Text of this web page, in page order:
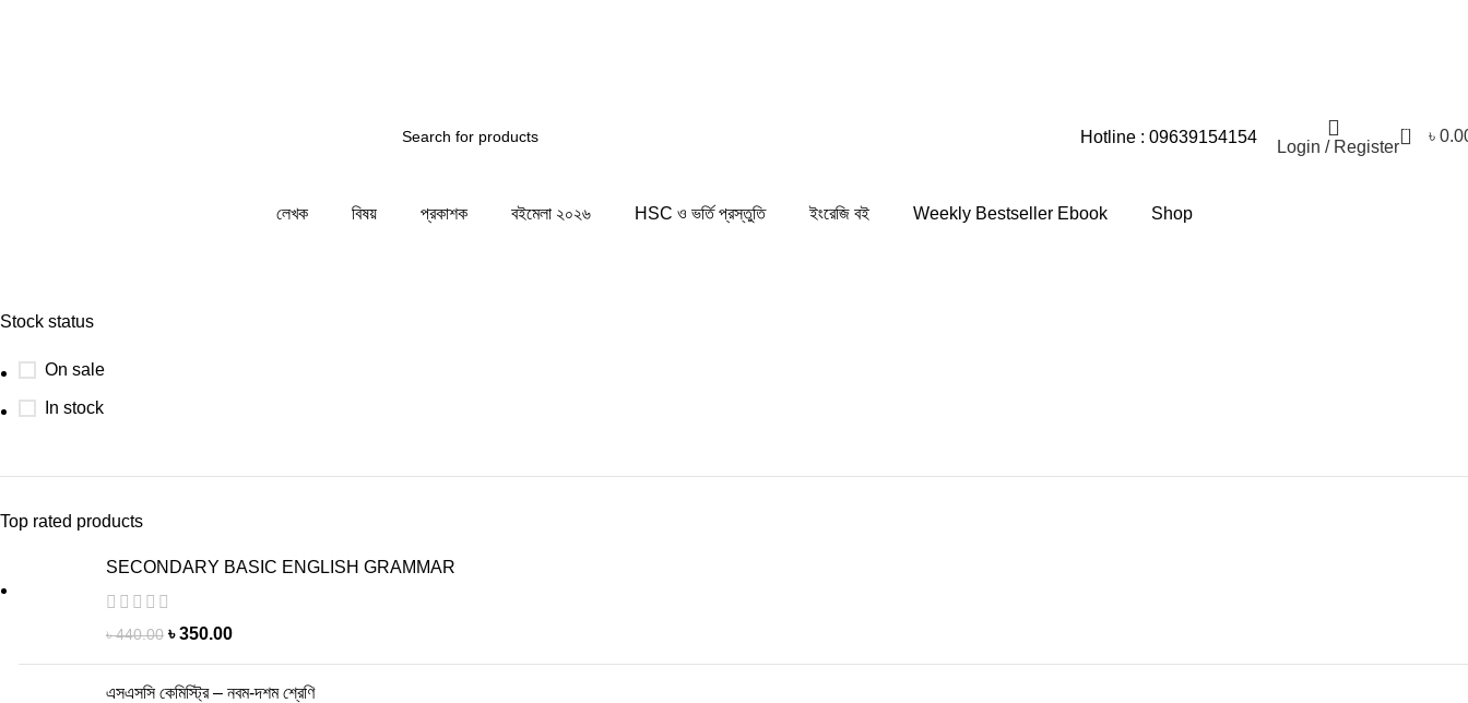
Hotline : 09639154154
Login / Register
0 ৳
লেখক বিষয় প্রকাশক বইমেলা ২০২৬ HSC ও ভর্তি প্রস্তুতি ইংরেজি বই Weekly Bestseller Ebook Shop
Stock status
On sale
In stock
Top rated products
SECONDARY BASIC ENGLISH GRAMMAR
৳440.00 ৳350.00
এসএসসি কেমিস্ট্রি – নবম-দশম শ্রেণি